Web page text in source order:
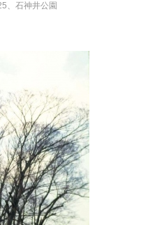
、石神井公園